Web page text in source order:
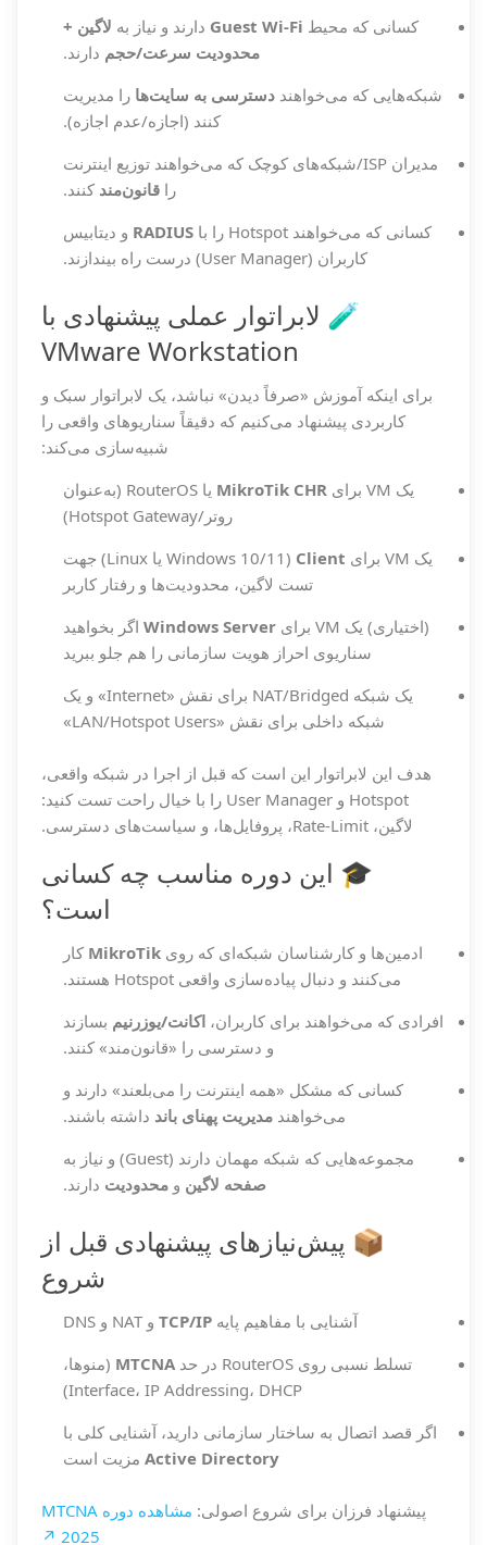
کسانی که محیط Guest Wi-Fi دارند و نیاز به لاگین +
محدودیت سرعت/حجم دارند.
شبکه‌هایی که می‌خواهنددسترسی به سایت‌ها را مدیریت
کنند (اجازه/عدم اجازه).
مدیران ISP/شبکه‌های کوچک که می‌خواهند توزیع اینترنت
راقانون‌مند کنند.
کسانی که می‌خواهند Hotspot را با
RADIUS و دیتابیس
کاربران (User Manager) درست راه بیندازند.
🧪 لابراتوار عملی پیشنهادی با
VMware Workstation
برای اینکه آموزش «صرفاً دیدن» نباشد، یک لابراتوار سبک و
کاربردی پیشنهاد می‌کنیم که دقیقاً سناریوهای واقعی را
شبیه‌سازی می‌کند:
یک VM برای
MikroTik CHR
یا RouterOS (به‌عنوان
روتر/Hotspot Gateway)
یک VM برای
Client
(Windows 10/11 یا Linux) جهت
تست لاگین، محدودیت‌ها و رفتار کاربر
(اختیاری) یک VM برای
Windows Server اگر بخواهید
سناریوی احراز هویت سازمانی را هم جلو ببرید
یک شبکه NAT/Bridged برای نقش «Internet» و یک
شبکه داخلی برای نقش «LAN/Hotspot Users»
هدف این لابراتوار این است که قبل از اجرا در شبکه واقعی،
Hotspot و User Manager را با خیال راحت تست کنید:
لاگین، Rate-Limit، پروفایل‌ها، و سیاست‌های دسترسی.
🎓 این دوره مناسب چه کسانی
است؟
ادمین‌ها و کارشناسان شبکه‌ای که رویMikroTik کار
می‌کنند و دنبال پیاده‌سازی واقعی Hotspot هستند.
افرادی که می‌خواهند برای کاربران،اکانت/یوزرنیم بسازند
و دسترسی را «قانون‌مند» کنند.
کسانی که مشکل «همه اینترنت را می‌بلعند» دارند و
می‌خواهندمدیریت پهنای باند داشته باشند.
مجموعه‌هایی که شبکه مهمان دارند (Guest) و نیاز به
صفحه لاگین ومحدودیت دارند.
📦 پیش‌نیازهای پیشنهادی قبل از
شروع
آشنایی با مفاهیم پایهTCP/IP و NAT و DNS
تسلط نسبی روی RouterOS در حد
MTCNA (منوها،
Interface، IP Addressing، DHCP)
اگر قصد اتصال به ساختار سازمانی دارید، آشنایی کلی با
Active Directory مزیت است
پیشنهاد فرزان برای شروع اصولی:
مشاهده دوره MTCNA
2025 ↗